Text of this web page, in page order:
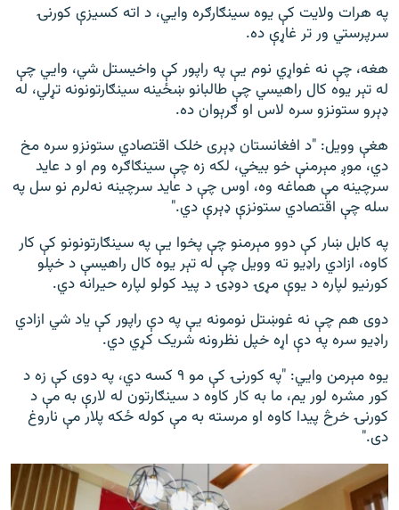
په هرات ولایت کې یوه سینګارګره وايي، د اته کسیزې کورنۍ
سرپرستي ور تر غاړې ده.
هغه، چې نه غواړي نوم یې په راپور کې واخیستل شي، وايي چې
له تېر یوه کال راهیسي چې طالبانو ښځينه سینګارتونونه تړلي، له
ډېرو ستونزو سره لاس او ګرېوان ده.
هغې وویل: "د افغانستان ډېری خلک اقتصادي ستونزو سره مخ
دي، موږ مېرمنې خو بیخي، لکه زه چې سینګاګره وم او د عاید
سرچینه مې هماغه وه، اوس چې د عاید سرچینه نه‌لرم نو سل په
سله چې اقتصادي ستونزې ډېرې دي."
په کابل ښار کې دوو مېرمنو چې پخوا یې په سینګارتونونو کې کار
کاوه، ازادي راډيو ته وویل چې له تېر یوه کال راهیسې د خپلو
کورنیو لپاره د یوې مړۍ دوډۍ د پید کولو لپاره حیرانه دي.
دوی هم چې نه غوښتل نومونه یې په دې راپور کې یاد شي ازادي
راډيو سره په دې اړه خپل نظرونه شریک کړي دي.
یوه مېرمن وايي: "په کورنۍ کې مو ۹ کسه دي، په دوی کې زه د
کور مشره لور یم، ما به کار کاوه د سینګارتون له لارې به مې د
کورنۍ خرڅ پیدا کاوه او مرسته به مې کوله ځکه پلار مې ناروغ
دی."